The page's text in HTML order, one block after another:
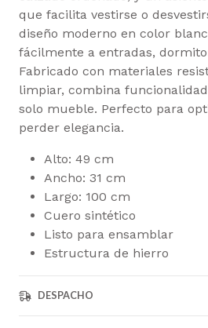
que facilita vestirse o
diseño moderno en color
fácilmente a entradas,
Fabricado con materiales
limpiar, combina
solo mueble. Perfecto para
perder elegancia.
Alto: 49 cm
Ancho: 31 cm
Largo: 100 cm
Cuero sintético
Listo para ensamblar
Estructura de hierro
DESPACHO